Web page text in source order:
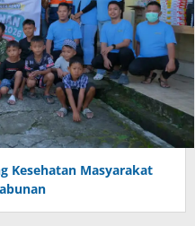
Kesehatan Masyarakat